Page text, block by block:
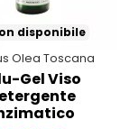
disponibile
Olea Toscana
Gel Viso